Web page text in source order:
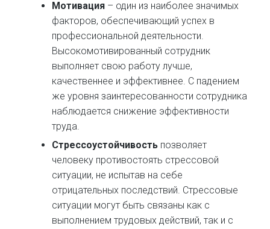
Мотивация – один из наиболее значимых
факторов, обеспечивающий успех в
профессиональной деятельности.
Высокомотивированный сотрудник
выполняет свою работу лучше,
качественнее и эффективнее. С падением
же уровня заинтересованности сотрудника
наблюдается снижение эффективности
труда.
Стрессоустойчивость позволяет
человеку противостоять стрессовой
ситуации, не испытав на себе
отрицательных последствий. Стрессовые
ситуации могут быть связаны как с
выполнением трудовых действий, так и с